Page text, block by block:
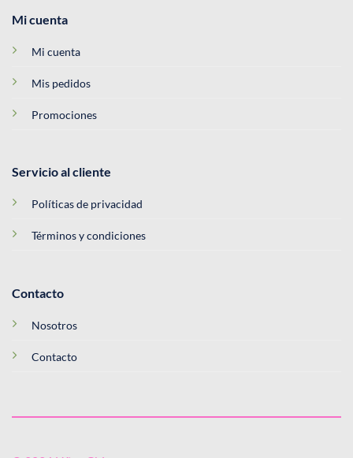
Mi cuenta
Mi cuenta
Mis pedidos
Promociones
Servicio al cliente
Políticas de privacidad
Términos y condiciones
Contacto
Nosotros
Contacto